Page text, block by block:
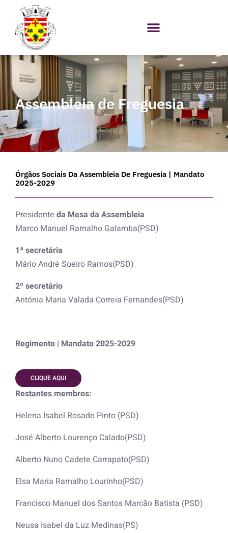
content
Assembleia de Freguesia
Órgãos Sociais Da Assembleia De Freguesia | Mandato
2025-2029
Presidente da Mesa da Assembleia
Marco Manuel Ramalho Galamba(PSD)
1ª secretária
Mário André Soeiro Ramos(PSD)
2º secretário
Antónia Maria Valada Correia Fernandes(PSD)
Regimento | Mandato 2025-2029
CLIQUE AQUI
Restantes membros:
Helena Isabel Rosado Pinto (PSD)
José Alberto Lourenço Calado(PSD)
Alberto Nuno Cadete Carrapato(PSD)
Elsa Maria Ramalho Lourinho(PSD)
Francisco Manuel dos Santos Marcão Batista (PSD)
Neusa Isabel da Luz Medinas(PS)